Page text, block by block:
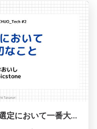
0→1開発における技術選定において一番大切なこと